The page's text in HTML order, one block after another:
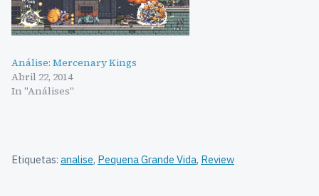
Análise: Mercenary Kings
Abril 22, 2014
In "Análises"
Etiquetas: analise, Pequena Grande Vida, Review